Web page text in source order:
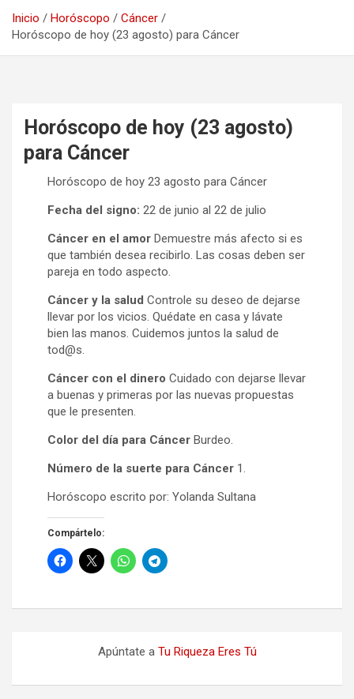
Inicio Horóscopo
Cáncer
Horóscopo de hoy (23 agosto) para Cáncer
Horóscopo de hoy (23 agosto)
para Cáncer
Horóscopo de hoy 23 agosto para Cáncer
Fecha del signo: 22 de junio al 22 de julio
Cáncer en el amor Demuestre más afecto si es
que también desea recibirlo. Las cosas deben ser
pareja en todo aspecto.
Cáncer y la salud Controle su deseo de dejarse
llevar por los vicios. Quédate en casa y lávate
bien las manos. Cuidemos juntos la salud de
tod@s.
Cáncer con el dinero Cuidado con dejarse llevar
a buenas y primeras por las nuevas propuestas
que le presenten.
Color del día para Cáncer Burdeo.
Número de la suerte para Cáncer 1.
Horóscopo escrito por: Yolanda Sultana
Compártelo:
Apúntate a Tu Riqueza Eres Tú